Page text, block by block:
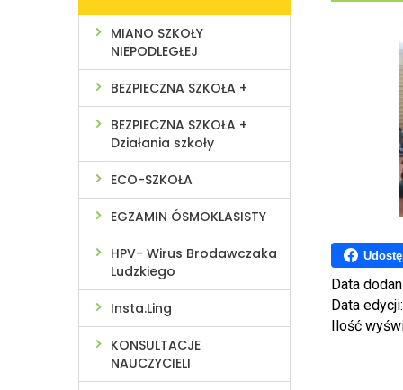
Data
Data
Ilość
MIANO SZKOŁY
NIEPODLEGŁEJ
BEZPIECZNA SZKOŁA +
BEZPIECZNA SZKOŁA +
Działania szkoły
ECO-SZKOŁA
EGZAMIN ÓSMOKLASISTY
HPV- Wirus Brodawczaka
Ludzkiego
Insta.Ling
KONSULTACJE
NAUCZYCIELI